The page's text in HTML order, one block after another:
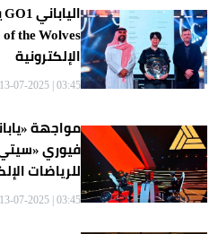
الإلكترونية
03:45 | 13-07-2025
مواجهة
فيوري
للرياضات
03:45 | 13-07-2025